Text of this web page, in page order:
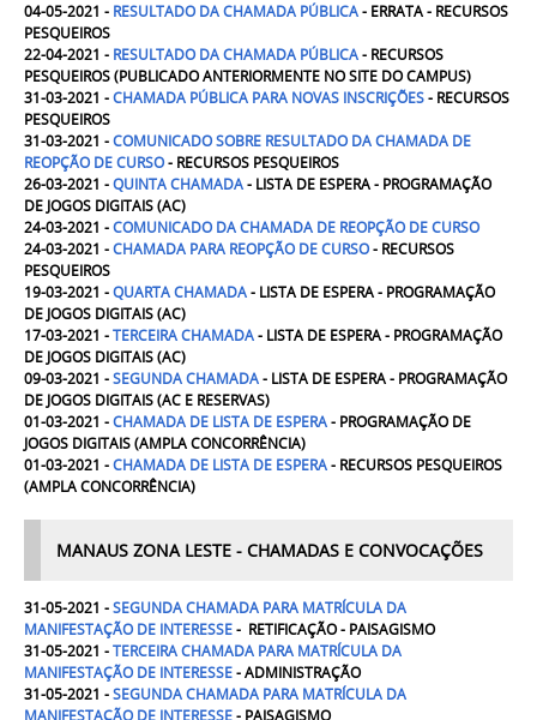
04-05-2021 - RESULTADO DA CHAMADA PÚBLICA- ERRATA - RECURSOS
PESQUEIROS
22-04-2021 - RESULTADO DA CHAMADA PÚBLICA- RECURSOS
PESQUEIROS (PUBLICADO ANTERIORMENTE NO SITE DO CAMPUS)
31-03-2021 -CHAMADA PÚBLICA PARA NOVAS INSCRIÇÕES- RECURSOS
PESQUEIROS
31-03-2021 -COMUNICADO SOBRE RESULTADO DA CHAMADA DE
REOPÇÃO DE CURSO- RECURSOS PESQUEIROS
26-03-2021 -QUINTACHAMADA- LISTA DE ESPERA - PROGRAMAÇÃO
DE JOGOS DIGITAIS (AC)
24-03-2021 -COMUNICADO DA CHAMADA DE REOPÇÃO DE CURSO
24-03-2021 -CHAMADA PARA REOPÇÃO DE CURSO- RECURSOS
PESQUEIROS
19-03-2021 -QUARTACHAMADA- LISTA DE ESPERA - PROGRAMAÇÃO
DE JOGOS DIGITAIS (AC)
17-03-2021 -TERCEIRACHAMADA- LISTA DE ESPERA - PROGRAMAÇÃO
DE JOGOS DIGITAIS (AC)
09-03-2021 -SEGUNDACHAMADA- LISTA DE ESPERA - PROGRAMAÇÃO
DE JOGOS DIGITAIS (AC E RESERVAS)
01-03-2021 -CHAMADA DE LISTA DE ESPERA- PROGRAMAÇÃO DE
JOGOS DIGITAIS (AMPLA CONCORRÊNCIA)
01-03-2021 -CHAMADA DE LISTA DE ESPERA- RECURSOS PESQUEIROS
(AMPLA CONCORRÊNCIA)
MANAUS ZONA LESTE - CHAMADAS E CONVOCAÇÕES
31-05-2021 -SEGUNDA CHAMADA PARA MATRÍCULA DA
MANIFESTAÇÃO DE INTERESSE- RETIFICAÇÃO - PAISAGISMO
31-05-2021 -TERCEIRA CHAMADA PARA MATRÍCULA DA
MANIFESTAÇÃO DE INTERESSE- ADMINISTRAÇÃO
31-05-2021 -SEGUNDA CHAMADA PARA MATRÍCULA DA